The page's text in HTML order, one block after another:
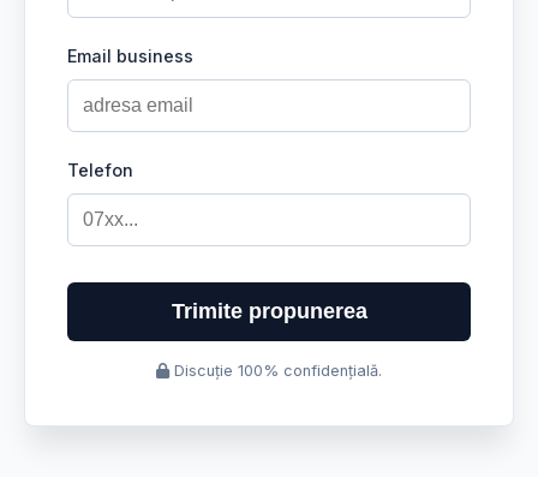
Email business
Telefon
Trimite propunerea
Discuție 100% confidențială.